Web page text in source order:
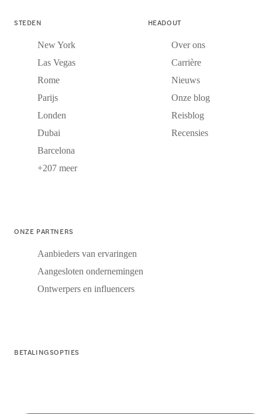
STEDEN
New York
Las Vegas
Rome
Parijs
Londen
Dubai
Barcelona
+207 meer
HEADOUT
Over ons
Carrière
Nieuws
Onze blog
Reisblog
Recensies
ONZE PARTNERS
Aanbieders van ervaringen
Aangesloten ondernemingen
Ontwerpers en influencers
BETALINGSOPTIES